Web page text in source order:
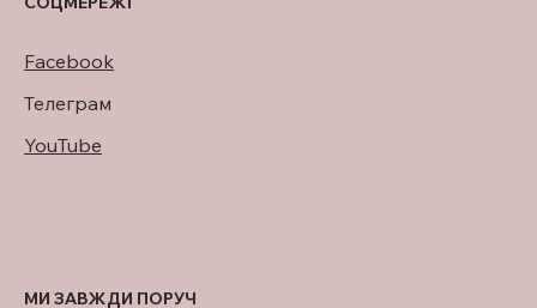
Facebook
Телеграм
YouTube
МИ ЗАВЖДИ ПОРУЧ